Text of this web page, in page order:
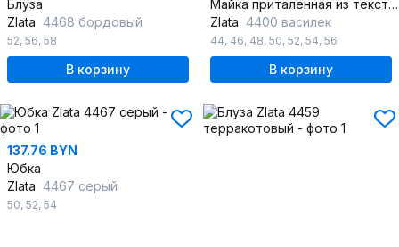
Блуза
Zlata 4468 бордовый
52, 56, 58
В корзину
Майка приталенная из текстиля для спорта и casual
Zlata 4400 василек
44, 46, 48, 50, 52, 54, 56
В корзину
137.76 BYN
Юбка
Zlata 4467 серый
50, 52, 54